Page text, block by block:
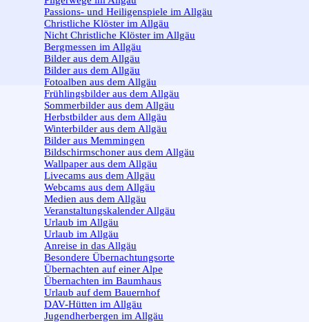
Passions- und Heiligenspiele im Allgäu
Christliche Klöster im Allgäu
Nicht Christliche Klöster im Allgäu
Bergmessen im Allgäu
Bilder aus dem Allgäu
Bilder aus dem Allgäu
Fotoalben aus dem Allgäu
Frühlingsbilder aus dem Allgäu
Sommerbilder aus dem Allgäu
Herbstbilder aus dem Allgäu
Winterbilder aus dem Allgäu
Bilder aus Memmingen
Bildschirmschoner aus dem Allgäu
Wallpaper aus dem Allgäu
Livecams aus dem Allgäu
Webcams aus dem Allgäu
Medien aus dem Allgäu
Veranstaltungskalender Allgäu
Urlaub im Allgäu
Urlaub im Allgäu
Anreise in das Allgäu
Besondere Übernachtungsorte
Übernachten auf einer Alpe
Übernachten im Baumhaus
Urlaub auf dem Bauernhof
DAV-Hütten im Allgäu
Jugendherbergen im Allgäu